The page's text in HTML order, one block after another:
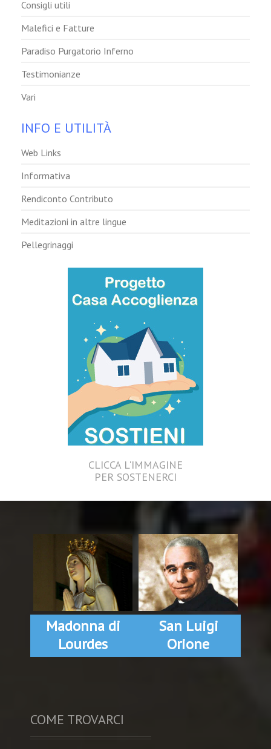
Consigli utili
Malefici e Fatture
Paradiso Purgatorio Inferno
Testimonianze
Vari
INFO E UTILITÀ
Web Links
Informativa
Rendiconto Contributo
Meditazioni in altre lingue
Pellegrinaggi
CLICCA L'IMMAGINE
PER SOSTENERCI
Madonna di
Lourdes
San Luigi
Orione
COME TROVARCI